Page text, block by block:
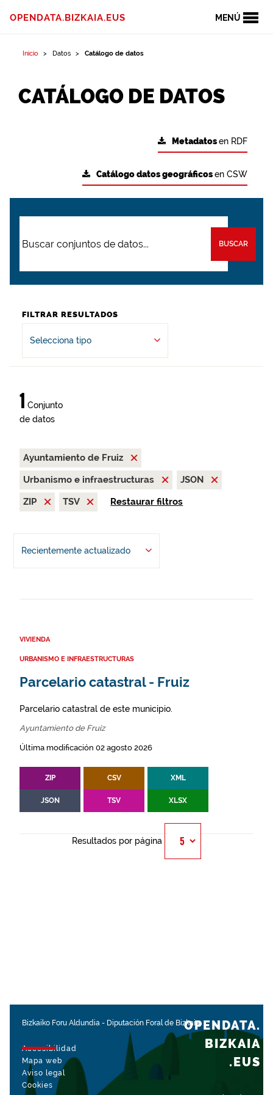
MENÚ
OPENDATA.BIZKAIA.EUS
Inicio Datos Catálogo de datos
CATÁLOGO DE DATOS
Metadatosen RDF
Catálogo datos geográficosen CSW
BUSCAR
FILTRAR RESULTADOS
Selecciona tipo
1 Conjunto
de datos
Ayuntamiento de Fruiz
Urbanismo e infraestructuras
JSON
ZIP
TSV Restaurar filtros
Recientemente actualizado
VIVIENDA
URBANISMO E INFRAESTRUCTURAS
Parcelario catastral - Fruiz
Parcelario catastral de este municipio.
Ayuntamiento de Fruiz
Última modificación 02 agosto 2026
ZIP CSV XML
JSON TSV XLSX
Resultados por página
Bizkaiko Foru Aldundia - Diputación Foral de Bizkaia
Accesibilidad
Mapa web
Aviso legal
Cookies
OPENDATA.
BIZKAIA
.EUS